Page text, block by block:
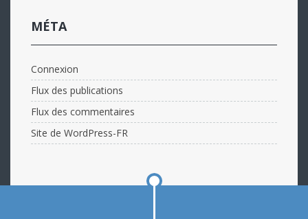
MÉTA
Connexion
Flux des publications
Flux des commentaires
Site de WordPress-FR